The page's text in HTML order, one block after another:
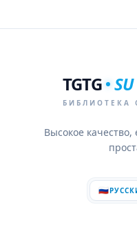
TGTG SU
БИБЛИОТЕКА
Высокое
🇷🇺